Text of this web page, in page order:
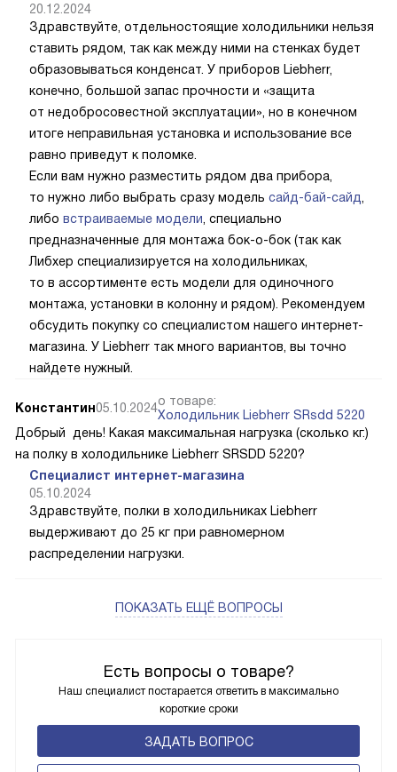
Есть вопросы о товаре?
Наш специалист постарается ответить в максимально
короткие сроки
ЗАДАТЬ ВОПРОС
20.12.2024
Здравствуйте, отдельностоящие холодильники нельзя
ставить рядом, так как между ними на стенках будет
образовываться конденсат. У приборов Liebherr,
конечно, большой запас прочности и «защита
от недобросовестной эксплуатации», но в конечном
итоге неправильная установка и использование все
равно приведут к поломке.
Если вам нужно разместить рядом два прибора,
то нужно либо выбрать сразу модель сайд-бай-сайд
либо встраиваемые модели , специально
предназначенные для монтажа бок-о-бок (так как
Либхер специализируется на холодильниках,
то в ассортименте есть модели для одиночного
монтажа, установки в колонну и рядом). Рекомендуем
обсудить покупку со специалистом нашего интернет-
магазина. У Liebherr так много вариантов, вы точно
найдете нужный.
Константин05.10.2024о товаре:
Холодильник Liebherr SRsdd 5220
Добрый день! Какая максимальная нагрузка (сколько кг.)
на полку в холодильнике Liebherr SRSDD 5220?
Специалист интернет-магазина
05.10.2024
Здравствуйте, полки в холодильниках Liebherr
выдерживают до 25 кг при равномерном
распределении нагрузки.
ПОКАЗАТЬ ЕЩЁ ВОПРОСЫ